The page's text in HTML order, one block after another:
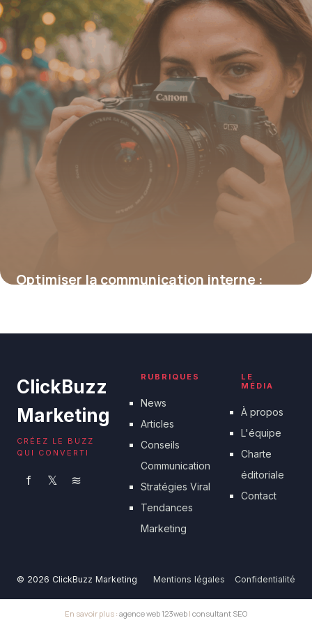
Optimiser la communication interne :
ClickBuzz
Marketing
CRÉEZ LE BUZZ
QUI CONVERTI
f 𝕏 ≋
RUBRIQUES
News
Articles
Conseils
Communication
Stratégies Viral
Tendances
Marketing
LE
MÉDIA
À propos
L'équipe
Charte
éditoriale
Contact
© 2026 ClickBuzz Marketing Mentions légales Confidentialité
En savoir plus : agence web 123web | consultant SEO